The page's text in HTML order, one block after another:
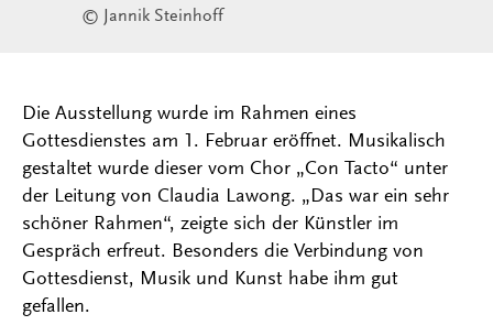
© Jannik Steinhoff
Die Ausstellung wurde im Rahmen eines
Gottesdienstes am 1. Februar eröffnet. Musikalisch
gestaltet wurde dieser vom Chor „Con Tacto“ unter
der Leitung von Claudia Lawong. „Das war ein sehr
schöner Rahmen“, zeigte sich der Künstler im
Gespräch erfreut. Besonders die Verbindung von
Gottesdienst, Musik und Kunst habe ihm gut
gefallen.